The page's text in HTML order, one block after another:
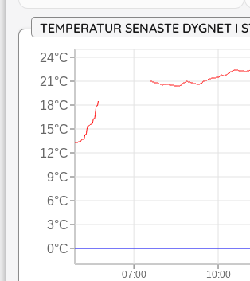
TEMPERATUR SENASTE DYGNET
07:00 10:00
0°C
3°C
6°C
9°C
12°C
15°C
18°C
21°C
24°C